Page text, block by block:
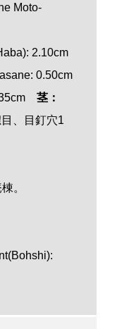
Moto-
2.10cm
0.50cm
35cm 茎：
、目釘穴1
。